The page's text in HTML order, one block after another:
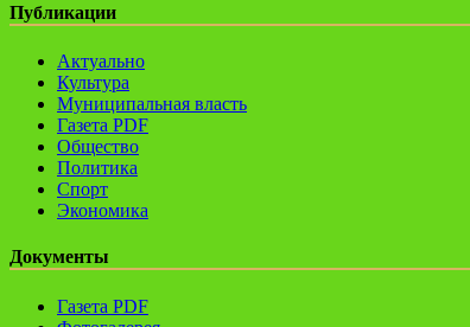
Публикации
Актуально
Культура
Муниципальная власть
Газета PDF
Общество
Политика
Спорт
Экономика
Документы
Газета PDF